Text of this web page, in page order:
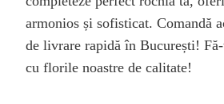
armonios și sofisticat. Comandă
de livrare rapidă în București!
cu florile noastre de calitate!